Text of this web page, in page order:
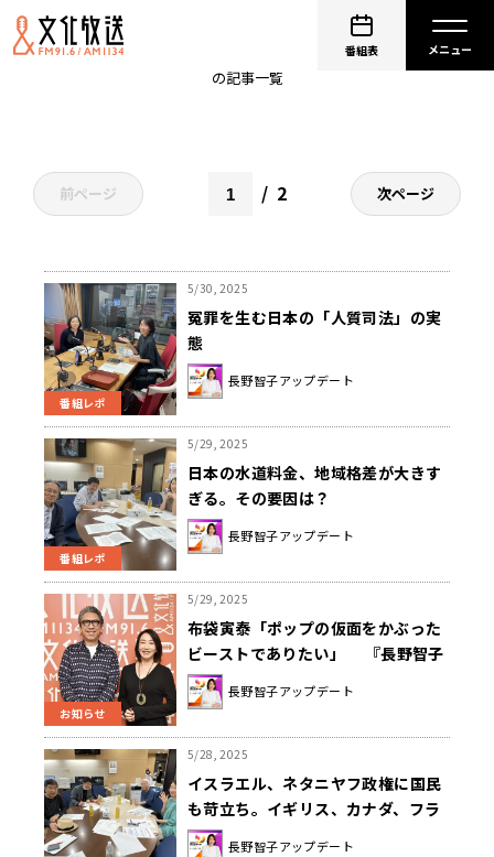
番組表
長野智子アップデート
の記事一覧
前ページ 2 次ページ
番組レポ
5/30, 2025
冤罪を生む日本の「人質司法」の実
態
長野智子アップデート
番組レポ
5/29, 2025
日本の水道料金、地域格差が大きす
ぎる。その要因は？
長野智子アップデート
お知らせ
5/29, 2025
布袋寅泰「ポップの仮面をかぶった
ビーストでありたい」 『長野智子
アップデート』スペシャルウィーク
に布袋寅泰が登場！レジェンドギタ
心 6/10（火）〜13（金）放送
長野智子アップデート
5/28, 2025
イスラエル、ネタニヤフ政権に国民
も苛立ち。イギリス、カナダ、フラ
ンスは共同声明を発表
長野智子アップデート